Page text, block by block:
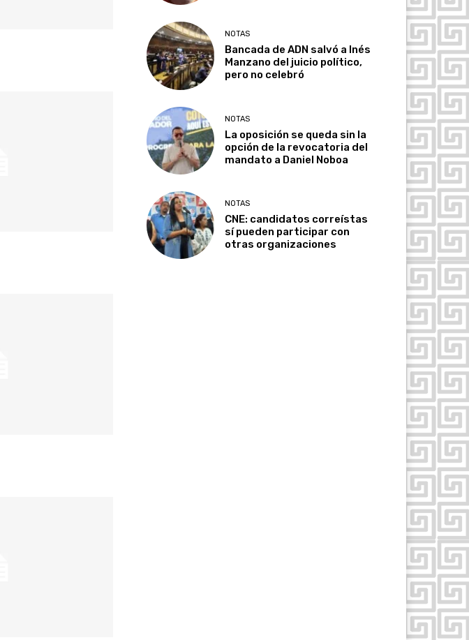
NOTAS
Bancada de ADN salvó a Inés
Manzano del juicio político,
pero no celebró
NOTAS
La oposición se queda sin la
opción de la revocatoria del
mandato a Daniel Noboa
NOTAS
CNE: candidatos correístas
sí pueden participar con
otras organizaciones